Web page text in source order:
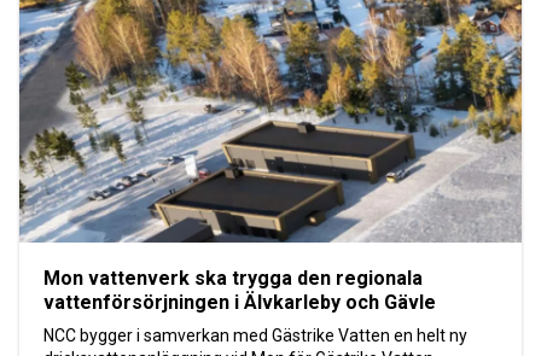
Mon vattenverk ska trygga den regionala
vattenförsörjningen i Älvkarleby och Gävle
NCC bygger i samverkan med Gästrike Vatten en helt ny